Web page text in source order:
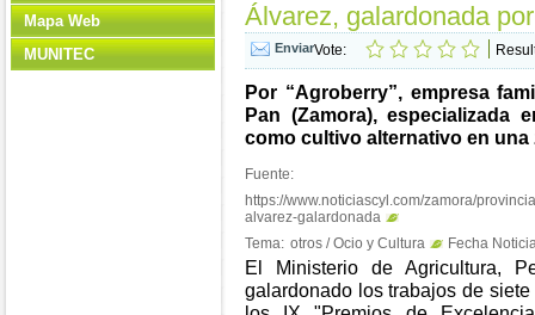
Mapa Web
MUNITEC
Álvarez, galardonada
Vote:
Por “Agroberry”, empresa
Pan (Zamora), especializada
como cultivo alternativo en una
Fuente:
https://www.noticiascyl.com/zamora/
alvarez-galardonada
Tema: otros / Ocio y Cultura Fecha
El Ministerio de Agricultura,
galardonado los trabajos de